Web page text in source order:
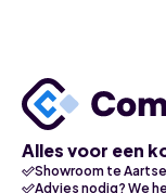
Alles voor een
Showroom te
Advies nodig? We